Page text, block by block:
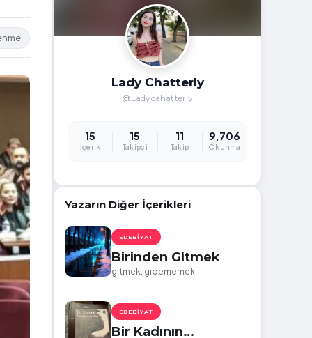
Lady Chatterly
@Ladycahatterly
15
İçerik
15
Takipçi
11
Takip
9,706
Okunma
Yazarın Diğer İçerikleri
EDEBIYAT
Birinden Gitmek
gitmek, gidememek
EDEBIYAT
Bir Kadının